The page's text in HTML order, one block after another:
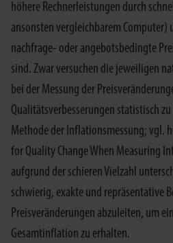
höhere Rechnerleistungen durch
ansonsten vergleichbarem
nachfrage- oder angebotsbedingte
sind. Zwar versuchen die jeweiligen
bei der Messung der
Qualitätsverbesserungen statistisch
Methode der Inflationsmessung; vgl.
for Quality Change When Measuring
aufgrund der schieren Vielzahl
schwierig, exakte und repräsentative
Preisveränderungen abzuleiten, um
Gesamtinflation zu erhalten.